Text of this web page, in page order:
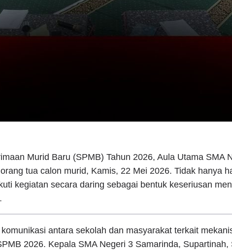
Murid Baru (SPMB) Tahun 2026, Aula Utama SMA
tua calon murid, Kamis, 22 Mei 2026. Tidak hanya
kegiatan secara daring sebagai bentuk keseriusan
antara sekolah dan masyarakat terkait
2026. Kepala SMA Negeri 3 Samarinda, Supartinah,